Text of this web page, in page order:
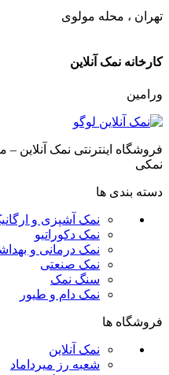
تهران ، محله مولوی
کارخانه نمک آنلاین
ورامین
فروشگاه اینترنتی نمک
نمکی
دسته بندی ها
نمک آشپزی و
نمک دکوراتیو
نمک درمانی و
نمک صنعتی
سنگ نمک
نمک دام و طیور
فروشگاه ها
نمک آنلاین
شعبه رز میرداماد